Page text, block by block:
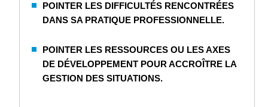
POINTER LES DIFFICULTÉS RENCONTRÉES
DANS SA PRATIQUE PROFESSIONNELLE.
POINTER LES RESSOURCES OU LES AXES
DE DÉVELOPPEMENT POUR ACCROÎTRE LA
GESTION DES SITUATIONS.